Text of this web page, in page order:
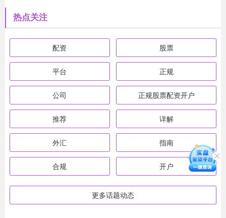
热点关注
配资 股票
平台 正规
公司 正规股票配资开户
推荐 详解
外汇 指南
合规 开户
更多话题动态